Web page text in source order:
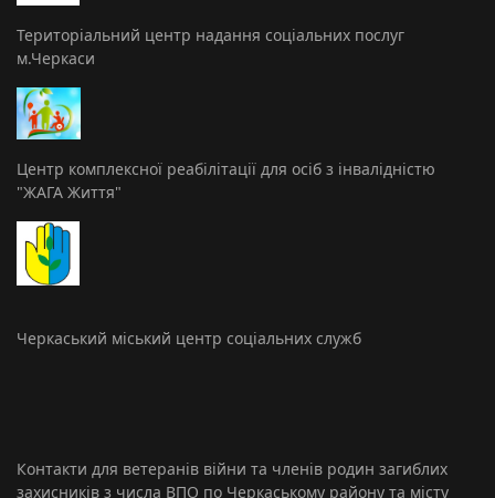
Територіальний центр надання соціальних послуг
м.Черкаси
Центр комплексної реабілітації для осіб з інвалідністю
"ЖАГА Життя"
Черкаський міський центр соціальних служб
Контакти для ветеранів війни та членів родин загиблих
захисників з числа ВПО по Черкаському району та місту